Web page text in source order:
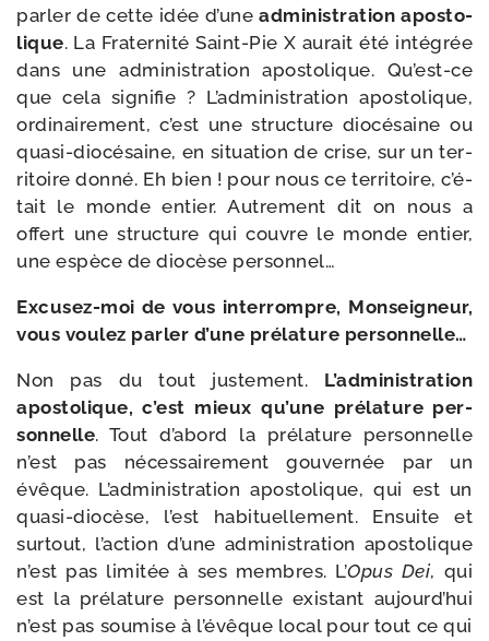
par­ler de cette idée d’une admi­nis­tra­tion apos­to­
lique. La Fraternité Saint-​Pie X aurait été inté­grée
dans une admi­nis­tra­tion apos­to­lique. Qu’est-​ce
que cela signi­fie ? L’administration apos­to­lique,
ordi­nai­re­ment, c’est une struc­ture dio­cé­saine ou
quasi-​diocésaine, en situa­tion de crise, sur un ter­
ri­toire don­né. Eh bien ! pour nous ce ter­ri­toire, c’é­
tait le monde entier. Autrement dit on nous a
offert une struc­ture qui couvre le monde entier,
une espèce de dio­cèse personnel…
Excusez-​moi de vous inter­rompre, Monseigneur,
vous vou­lez par­ler d’une pré­la­ture personnelle…
Non pas du tout jus­te­ment. L’administration
apos­to­lique, c’est mieux qu’une pré­la­ture per­
son­nelle. Tout d’a­bord la pré­la­ture per­son­nelle
n’est pas néces­sai­re­ment gou­ver­née par un
évêque. L’administration apos­to­lique, qui est un
quasi-​diocèse, l’est habi­tuel­le­ment. Ensuite et
sur­tout, l’ac­tion d’une admi­nis­tra­tion apos­to­lique
n’est pas limi­tée à ses membres. L’Opus Dei, qui
est la pré­la­ture per­son­nelle exis­tant aujourd’­hui
n’est pas sou­mise à l’é­vêque local pour tout ce qui